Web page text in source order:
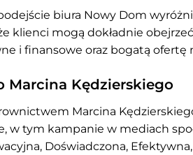
biura Nowy Dom
klienci mogą dokładnie
i finansowe oraz bogatą ofertę
Marcina Kędzierskiego
Marcina
w tym kampanie w mediach
Doświadczona,